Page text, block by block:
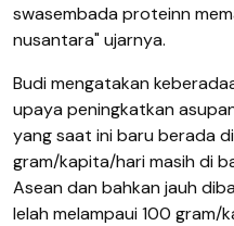
swasembada proteinn
nusantara" ujarnya.
Budi mengatakan
upaya peningkatkan
yang saat ini baru berada
gram/kapita/hari masih di
Asean dan bahkan jauh
lelah melampaui 100 gram/